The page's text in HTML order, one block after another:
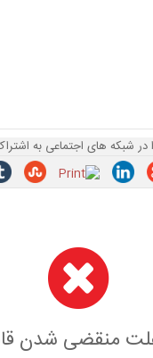
در شبکه های اجتماعی به
منقضی شدن